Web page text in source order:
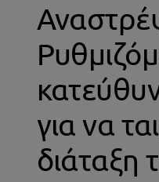
για να
διάταξη